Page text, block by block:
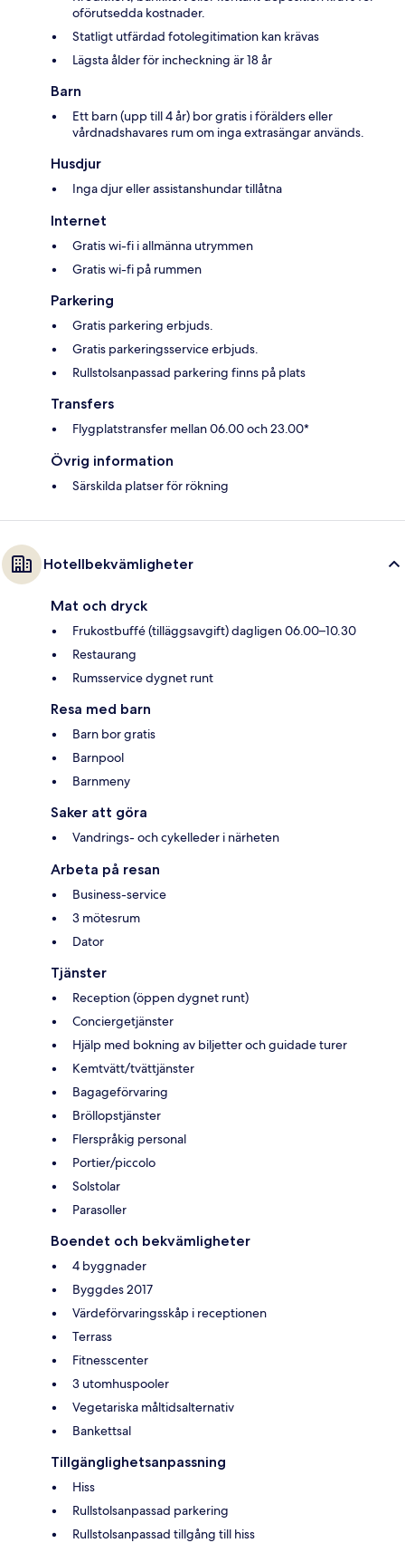
oförutsedda kostnader.
Statligt utfärdad fotolegitimation kan krävas
Lägsta ålder för incheckning är 18 år
Barn
Ett barn (upp till 4 år) bor gratis i förälders eller
vårdnadshavares rum om inga extrasängar används.
Husdjur
Inga djur eller assistanshundar tillåtna
Internet
Gratis wi-fi i allmänna utrymmen
Gratis wi-fi på rummen
Parkering
Gratis parkering erbjuds.
Gratis parkeringsservice erbjuds.
Rullstolsanpassad parkering finns på plats
Transfers
Flygplatstransfer mellan 06.00 och 23.00*
Övrig information
Särskilda platser för rökning
Hotellbekvämligheter
Mat och dryck
Frukostbuffé (tilläggsavgift) dagligen 06.00–10.30
Restaurang
Rumsservice dygnet runt
Resa med barn
Barn bor gratis
Barnpool
Barnmeny
Saker att göra
Vandrings- och cykelleder i närheten
Arbeta på resan
Business-service
3 mötesrum
Dator
Tjänster
Reception (öppen dygnet runt)
Conciergetjänster
Hjälp med bokning av biljetter och guidade turer
Kemtvätt/tvättjänster
Bagageförvaring
Bröllopstjänster
Flerspråkig personal
Portier/piccolo
Solstolar
Parasoller
Boendet och bekvämligheter
4 byggnader
Byggdes 2017
Värdeförvaringsskåp i receptionen
Terrass
Fitnesscenter
3 utomhuspooler
Vegetariska måltidsalternativ
Bankettsal
Tillgänglighetsanpassning
Hiss
Rullstolsanpassad parkering
Rullstolsanpassad tillgång till hiss